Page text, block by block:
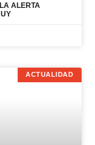
ALERTA
ACTUALIDAD